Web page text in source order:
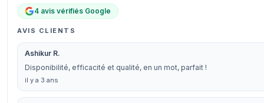
4 avis vérifiés Google
AVIS CLIENTS
Ashikur R.
Disponibilité, efficacité et qualité, en un mot, parfait !
il y a 3 ans